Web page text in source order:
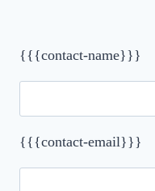
{{{contact-name}}}
{{{contact-email}}}